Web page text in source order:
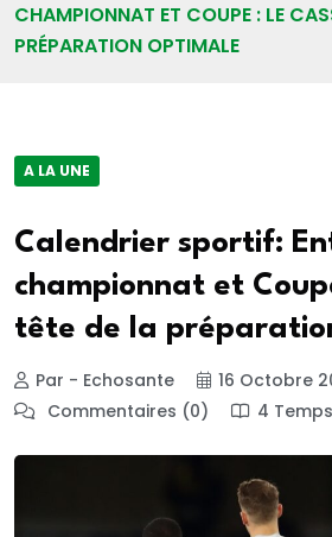
CHAMPIONNAT ET COUPE : LE
PRÉPARATION OPTIMALE
A LA UNE
Calendrier sportif:
championnat et
tête de la
Par - Echosante
16 Octobre
Commentaires (0)
4